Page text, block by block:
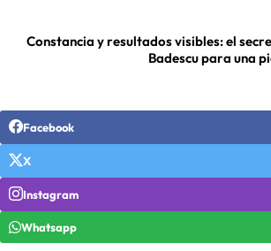
Constancia y resultados visibles: el
Badescu para una
Facebook
X
Instagram
Whatsapp